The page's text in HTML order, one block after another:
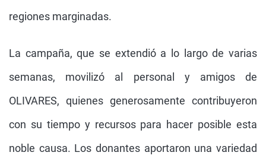
regiones marginadas.
La campaña, que se extendió a lo largo de varias
semanas, movilizó al personal y amigos de
OLIVARES, quienes generosamente contribuyeron
con su tiempo y recursos para hacer posible esta
noble causa. Los donantes aportaron una variedad